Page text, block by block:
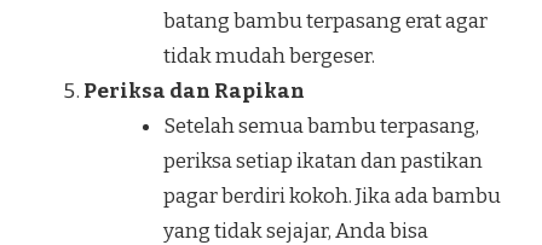
batang bambu terpasang erat agar
tidak mudah bergeser.
Periksa dan Rapikan
Setelah semua bambu terpasang,
periksa setiap ikatan dan pastikan
pagar berdiri kokoh. Jika ada bambu
yang tidak sejajar, Anda bisa